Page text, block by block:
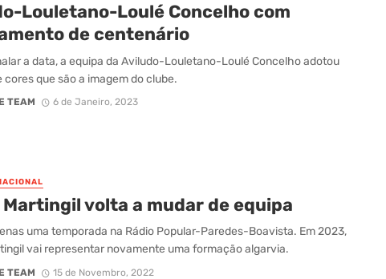
Louletano-Loulé Concelho com
de centenário
a data, a equipa da Aviludo-Louletano-Loulé Concelho adotou
cores que são a imagem do clube.
TEAM 6 de Janeiro, 2023
Martingil volta a mudar de equipa
uma temporada na Rádio Popular-Paredes-Boavista. Em 2023,
vai representar novamente uma formação algarvia.
TEAM 15 de Novembro, 2022